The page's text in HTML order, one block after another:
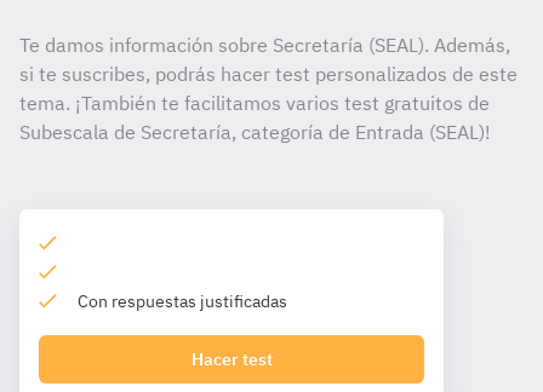
Te damos información sobre Secretaría (SEAL). Además,
si te suscribes, podrás hacer test personalizados de este
tema. ¡También te facilitamos varios test gratuitos de
Subescala de Secretaría, categoría de Entrada (SEAL)!
Con respuestas justificadas
Hacer test